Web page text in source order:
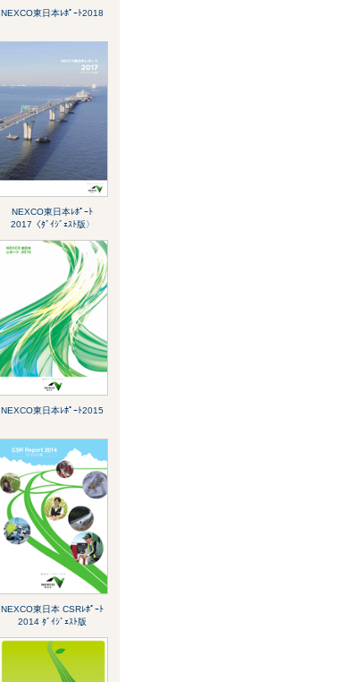
NEXCO東日本ﾚﾎﾟｰﾄ2018
NEXCO東日本ﾚﾎﾟｰﾄ
2017〈ﾀﾞｲｼﾞｪｽﾄ版〉
NEXCO東日本ﾚﾎﾟｰﾄ2015
NEXCO東日本 CSRﾚﾎﾟｰﾄ
2014 ﾀﾞｲｼﾞｪｽﾄ版